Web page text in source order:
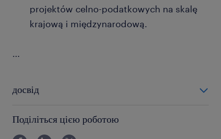
projektów celno-podatkowych na skalę
krajową i międzynarodową.
...
досвід
Поділіться цією роботою